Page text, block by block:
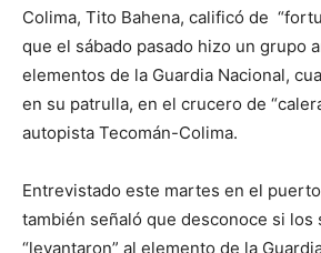
Colima, Tito Bahena, calificó de
que el sábado pasado hizo un grupo
elementos de la Guardia Nacional,
en su patrulla, en el crucero de
autopista Tecomán-Colima.
Entrevistado este martes en el
también señaló que desconoce si los
“levantaron” al elemento de la